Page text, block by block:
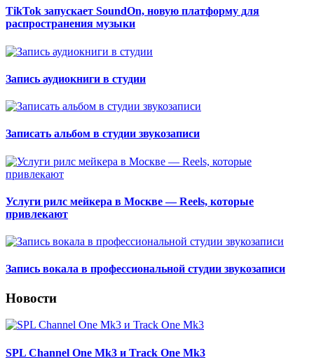
TikTok запускает SoundOn, новую платформу для
распространения музыки
Запись аудиокниги в студии
Записать альбом в студии звукозаписи
Услуги рилс мейкера в Москве — Reels, которые
привлекают
Запись вокала в профессиональной студии звукозаписи
Новости
SPL Channel One Mk3 и Track One Mk3